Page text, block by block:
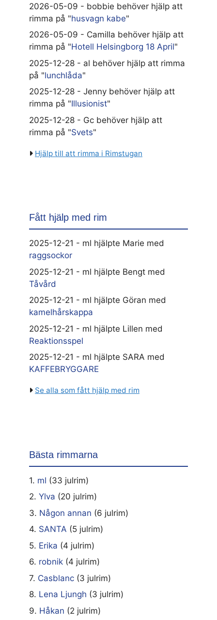
2026-05-09 - bobbie behöver hjälp att
rimma på "husvagn kabe"
2026-05-09 - Camilla behöver hjälp att
rimma på "Hotell Helsingborg 18 April"
2025-12-28 - al behöver hjälp att rimma
på "lunchlåda"
2025-12-28 - Jenny behöver hjälp att
rimma på "Illusionist"
2025-12-28 - Gc behöver hjälp att
rimma på "Svets"
Hjälp till att rimma i Rimstugan
Fått hjälp med rim
2025-12-21 - ml hjälpte Marie med
raggsockor
2025-12-21 - ml hjälpte Bengt med
Tåvård
2025-12-21 - ml hjälpte Göran med
kamelhårskappa
2025-12-21 - ml hjälpte Lillen med
Reaktionsspel
2025-12-21 - ml hjälpte SARA med
KAFFEBRYGGARE
Se alla som fått hjälp med rim
Bästa rimmarna
1. ml (33 julrim)
2. Ylva (20 julrim)
3. Någon annan (6 julrim)
4. SANTA (5 julrim)
5. Erika (4 julrim)
6. robnik (4 julrim)
7. Casblanc (3 julrim)
8. Lena Ljungh (3 julrim)
9. Håkan (2 julrim)